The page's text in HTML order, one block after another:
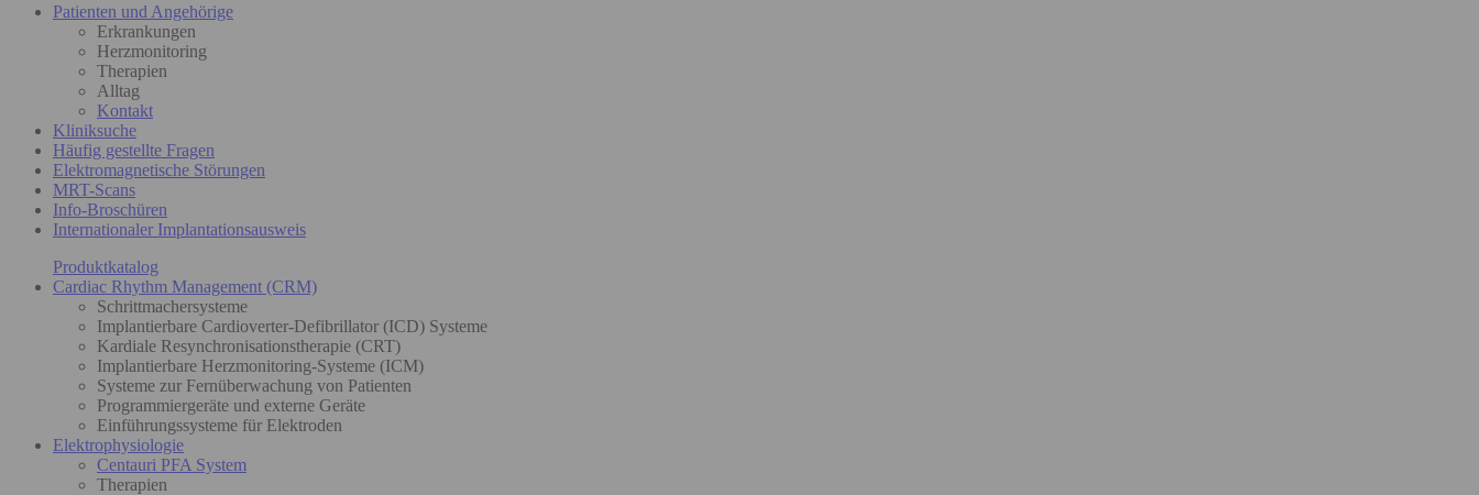
Patienten und Angehörige
Erkrankungen
Herzmonitoring
Therapien
Alltag
Kontakt
Kliniksuche
Häufig gestellte Fragen
Elektromagnetische Störungen
MRT-Scans
Info-Broschüren
Internationaler Implantationsausweis
Produktkatalog
Cardiac Rhythm Management (CRM)
Schrittmachersysteme
Implantierbare Cardioverter-Defibrillator (ICD) Systeme
Kardiale Resynchronisationstherapie (CRT)
Implantierbare Herzmonitoring-Systeme (ICM)
Systeme zur Fernüberwachung von Patienten
Programmiergeräte und externe Geräte
Einführungssysteme für Elektroden
Elektrophysiologie
Centauri PFA System
Therapien